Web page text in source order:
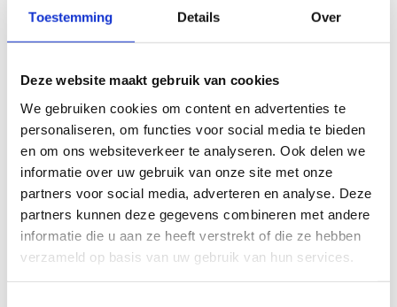
Toestemming Details Over
Deze website maakt gebruik van cookies
We gebruiken cookies om content en advertenties te
personaliseren, om functies voor social media te bieden
en om ons websiteverkeer te analyseren. Ook delen we
informatie over uw gebruik van onze site met onze
partners voor social media, adverteren en analyse. Deze
partners kunnen deze gegevens combineren met andere
informatie die u aan ze heeft verstrekt of die ze hebben
verzameld op basis van uw gebruik van hun services.
Voeg onderaan je kind toe en volg de verdere
stappen in de wizard.
Volg de betaalprocedure
ons een bevestigingsmail.
Tips:
je kan geen twee kinderen tegelijk inschrijven.
Daarvoor moet je de hele flow opnieuw doorlopen
vanaf de keuze van het kamp.
Heb je een verkeerd kamp gekozen en wil je terug?